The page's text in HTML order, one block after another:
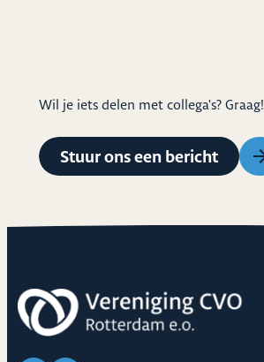
Wil je iets delen met collega's? Graag!
Stuur ons een bericht